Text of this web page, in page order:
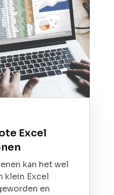
Excel
kan het wel
klein Excel
en